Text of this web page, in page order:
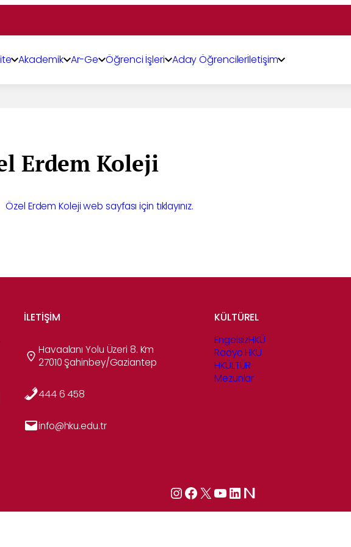
Akademik Ar-Ge Öğrenci İşleri Aday Öğrencilerİletişim
Erdem Koleji
Özel Erdem Koleji web sayfası için tıklayınız.
İLETIŞIM
Havaalanı Yolu Üzeri 8. Km
27010 Şahinbey/Gaziantep
444 6 458
info@hku.edu.tr
KÜLTÜREL
EngelsizHKÜ
Radyo HKÜ
HKÜLTÜR
Mezunlar
Instagram
Facebook
X YouTube
LinkedIn